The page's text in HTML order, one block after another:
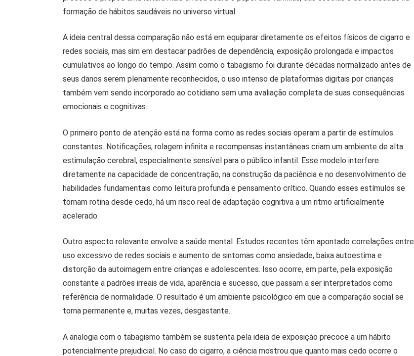
formação de hábitos saudáveis no universo virtual.
A ideia central dessa comparação não está em equiparar diretamente os efeitos físicos de cigarro e
redes sociais, mas sim em destacar padrões de dependência, exposição prolongada e impactos
cumulativos ao longo do tempo. Assim como o tabagismo foi durante décadas normalizado antes de
seus danos serem plenamente reconhecidos, o uso intenso de plataformas digitais por crianças
também vem sendo incorporado ao cotidiano sem uma avaliação completa de suas consequências
emocionais e cognitivas.
O primeiro ponto de atenção está na forma como as redes sociais operam a partir de estímulos
constantes. Notificações, rolagem infinita e recompensas instantâneas criam um ambiente de alta
estimulação cerebral, especialmente sensível para o público infantil. Esse modelo interfere
diretamente na capacidade de concentração, na construção da paciência e no desenvolvimento de
habilidades fundamentais como leitura profunda e pensamento crítico. Quando esses estímulos se
tornam rotina desde cedo, há um risco real de adaptação cognitiva a um ritmo artificialmente
acelerado.
Outro aspecto relevante envolve a saúde mental. Estudos recentes têm apontado correlações entre
uso excessivo de redes sociais e aumento de sintomas como ansiedade, baixa autoestima e
distorção da autoimagem entre crianças e adolescentes. Isso ocorre, em parte, pela exposição
constante a padrões irreais de vida, aparência e sucesso, que passam a ser interpretados como
referência de normalidade. O resultado é um ambiente psicológico em que a comparação social se
torna permanente e, muitas vezes, desgastante.
A analogia com o tabagismo também se sustenta pela ideia de exposição precoce a um hábito
potencialmente prejudicial. No caso do cigarro, a ciência mostrou que quanto mais cedo ocorre o